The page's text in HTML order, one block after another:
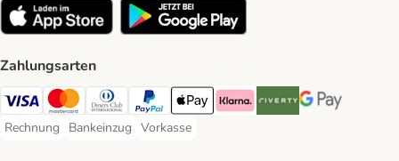
Zahlungsarten
Visa Payment Method
Mastercard Payment Method
Diners Club Payment Method
PayPal Payment Method
Apple Pay Payment Method
Klarna Payment Method
Riverty Payment Method
Google Pay
Rechnung
Rechnung Payment Method
Bankeinzug
Bankeinzug Payment Method
Vorkasse
Vorkasse Payment Method